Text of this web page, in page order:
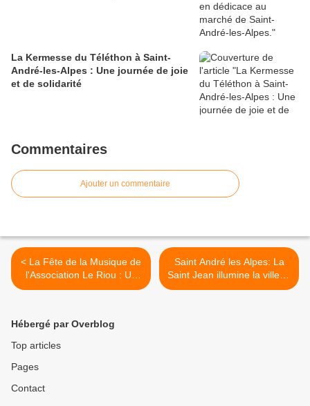
La Kermesse du Téléthon à Saint-
André-les-Alpes : Une journée de joie
et de solidarité
Commentaires
Ajouter un commentaire
< La Fête de la Musique de
l'Association Le Riou : Un
Succès Malgré les Caprices
Saint André les Alpes: La
Saint Jean illumine la ville et
les cœurs >
Hébergé par Overblog
Top articles
Pages
Contact